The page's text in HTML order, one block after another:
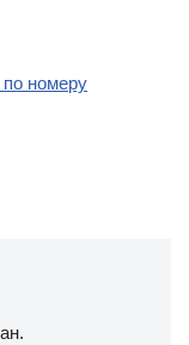
по номеру